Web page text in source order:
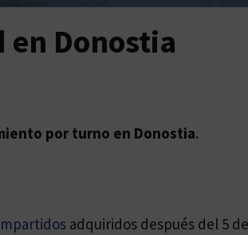
Donostia
por turno en Donostia.
adquiridos después del 5